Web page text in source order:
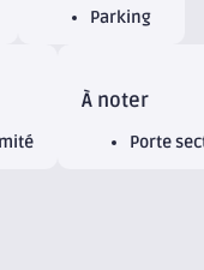
Parking
À noter
Porte